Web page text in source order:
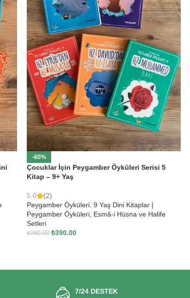
-60%
Çocuklar İçin Peygamber Öyküleri Serisi 5
Kitap – 9+ Yaş
5.0
(2)
Peygamber Öyküleri 9 Yaş Dini Kitaplar |
Peygamber Öyküleri, Esmâ-i Hüsna ve Halife
Setleri
₺980.00 ₺390.00
7/24 DESTEK